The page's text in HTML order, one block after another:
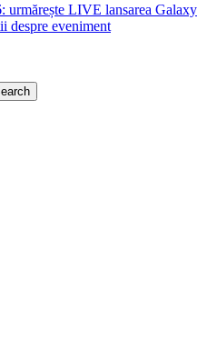
urmărește LIVE lansarea Galaxy
despre eveniment